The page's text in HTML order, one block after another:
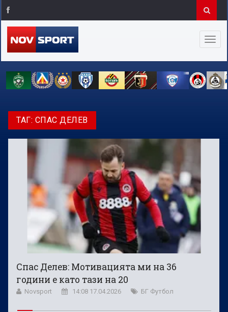
ТАГ: СПАС ДЕЛЕВ
Спас Делев: Мотивацията ми на 36
години е като тази на 20
Novsport 14:08 17.04.2026 БГ Футбол